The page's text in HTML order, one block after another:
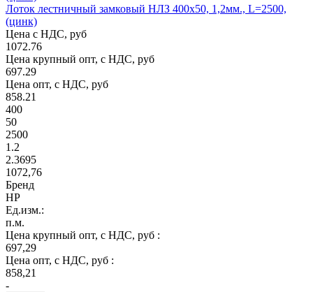
Лоток лестничный замковый НЛЗ 400х50, 1,2мм., L=2500,
(цинк)
Цена с НДС, руб
1072.76
Цена крупный опт, с НДС, руб
697.29
Цена опт, с НДС, руб
858.21
400
50
2500
1.2
2.3695
1072,76
Бренд
НР
Ед.изм.:
п.м.
Цена крупный опт, с НДС, руб :
697,29
Цена опт, с НДС, руб :
858,21
-